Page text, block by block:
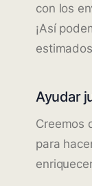
con los
¡Así
Ayudar
Creemos
para